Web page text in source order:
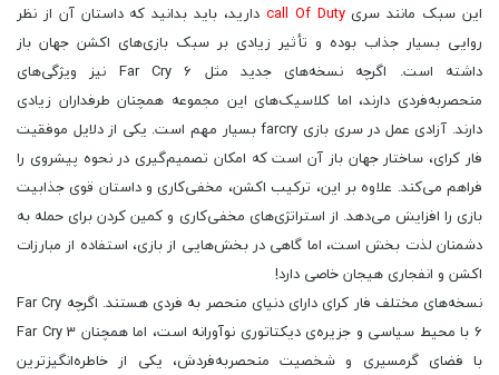
این سبک مانند سریcall Of Duty دارید، باید بدانید که داستان آن از نظر
روایی بسیار جذاب بوده و تأثیر زیادی بر سبک بازی‌های اکشن جهان باز
داشته است. اگرچه نسخه‌های جدید مثل Far Cry 6 نیز ویژگی‌های
منحصربه‌فردی دارند، اما کلاسیک‌های این مجموعه همچنان طرفداران زیادی
دارند. آزادی عمل در سری بازی farcry بسیار مهم است. یکی از دلایل موفقیت
فار کرای، ساختار جهان باز آن است که امکان تصمیم‌گیری در نحوه پیشروی را
فراهم می‌کند. علاوه بر این، ترکیب اکشن، مخفی‌کاری و داستان قوی جذابیت
بازی را افزایش می‌دهد. از استراتژی‌های مخفی‌کاری و کمین کردن برای حمله به
دشمنان لذت بخش است، اما گاهی در بخش‌هایی از بازی، استفاده از مبارزات
اکشن و انفجاری هیجان خاصی دارد!
نسخه‌های مختلف فار کرای دارای دنیای منحصر به فردی هستند. اگرچه Far Cry
6 با محیط سیاسی و جزیره‌ی دیکتاتوری نوآورانه است، اما همچنان Far Cry 3
با فضای گرمسیری و شخصیت منحصربه‌فردش، یکی از خاطره‌انگیزترین